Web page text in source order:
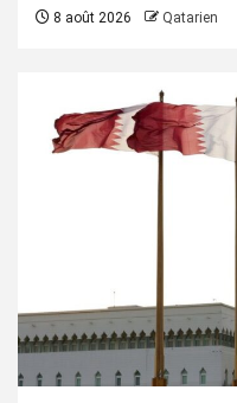
8 août 2026 Qatarien